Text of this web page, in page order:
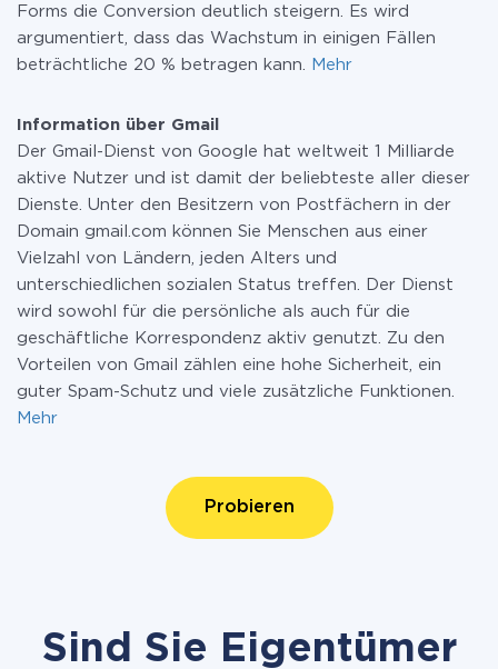
Forms die Conversion deutlich steigern. Es wird
argumentiert, dass das Wachstum in einigen Fällen
beträchtliche 20 % betragen kann.
Mehr
Information über Gmail
Der Gmail-Dienst von Google hat weltweit 1 Milliarde
aktive Nutzer und ist damit der beliebteste aller dieser
Dienste. Unter den Besitzern von Postfächern in der
Domain gmail.com können Sie Menschen aus einer
Vielzahl von Ländern, jeden Alters und
unterschiedlichen sozialen Status treffen. Der Dienst
wird sowohl für die persönliche als auch für die
geschäftliche Korrespondenz aktiv genutzt. Zu den
Vorteilen von Gmail zählen eine hohe Sicherheit, ein
guter Spam-Schutz und viele zusätzliche Funktionen.
Mehr
Probieren
Sind Sie Eigentümer